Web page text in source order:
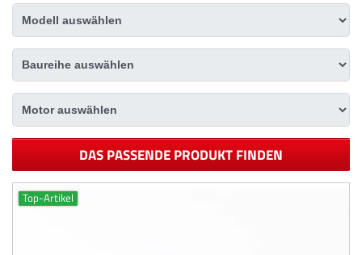
DAS PASSENDE PRODUKT FINDEN
Top-Artikel